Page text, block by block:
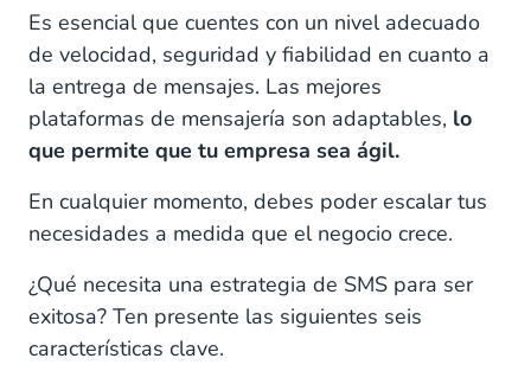
Es esencial que cuentes con un nivel adecuado
de velocidad, seguridad y fiabilidad en cuanto a
la entrega de mensajes. Las mejores
plataformas de mensajería son adaptables, lo
que permite que tu empresa sea ágil.
En cualquier momento, debes poder escalar tus
necesidades a medida que el negocio crece.
¿Qué necesita una estrategia de SMS para ser
exitosa? Ten presente las siguientes seis
características clave.